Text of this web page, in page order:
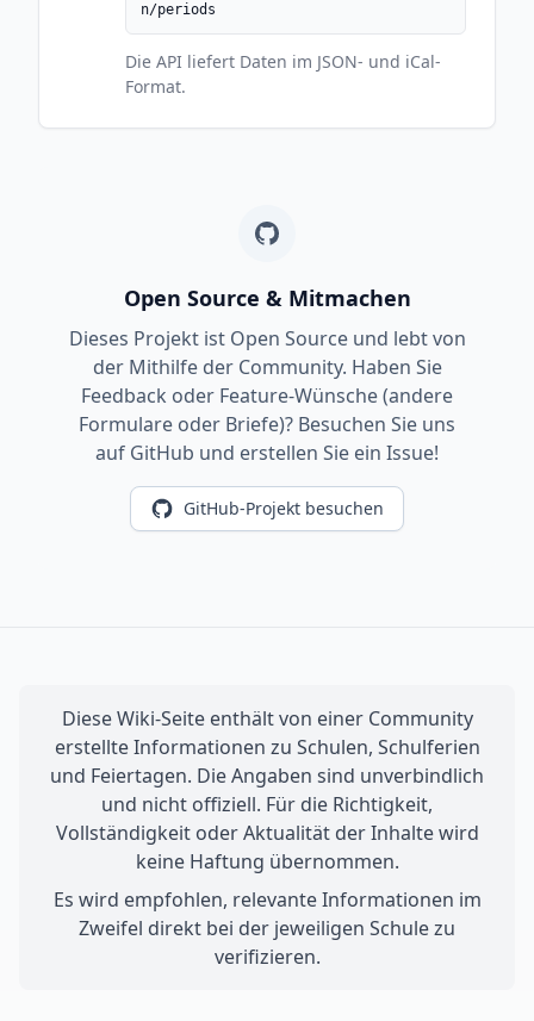
n/periods
Die API liefert Daten im JSON- und iCal-
Format.
Open Source & Mitmachen
Dieses Projekt ist Open Source und lebt von
der Mithilfe der Community. Haben Sie
Feedback oder Feature-Wünsche (andere
Formulare oder Briefe)? Besuchen Sie uns
auf GitHub und erstellen Sie ein Issue!
GitHub-Projekt besuchen
Diese Wiki-Seite enthält von einer Community
erstellte Informationen zu Schulen, Schulferien
und Feiertagen. Die Angaben sind unverbindlich
und nicht offiziell. Für die Richtigkeit,
Vollständigkeit oder Aktualität der Inhalte wird
keine Haftung übernommen.
Es wird empfohlen, relevante Informationen im
Zweifel direkt bei der jeweiligen Schule zu
verifizieren.